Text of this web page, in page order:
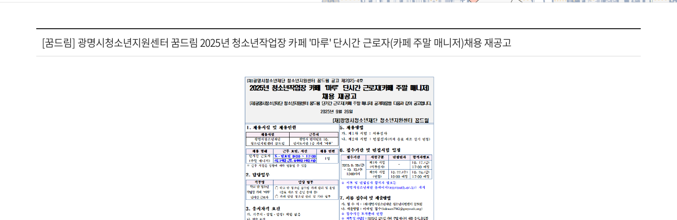
[꿈드림] 광명시청소년지원센터 꿈드림 2025년 청소년작업장 카페 '마루' 단시간 근로자(카페 주말 매니저)채용 재공고